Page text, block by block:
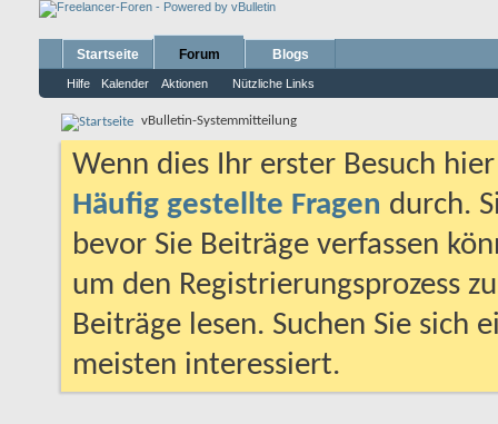
Startseite Forum
Hilfe Kalender Aktionen Nützliche Links
Blogs
vBulletin-Systemmitteilung
Wenn dies Ihr erster Besuch
Häufig gestellte Fragen durch.
bevor Sie Beiträge verfassen
um den Registrierungsprozess
Beiträge lesen. Suchen Sie sich
meisten interessiert.